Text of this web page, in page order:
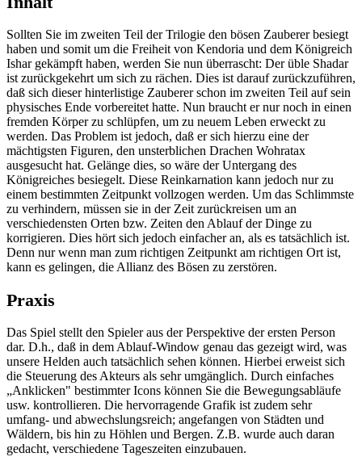
Sollten Sie im zweiten Teil der Trilogie den bösen Zauberer besiegt
haben und somit um die Freiheit von Kendoria und dem Königreich
Ishar gekämpft haben, werden Sie nun überrascht: Der üble Shadar
ist zurückgekehrt um sich zu rächen. Dies ist darauf zurückzuführen,
daß sich dieser hinterlistige Zauberer schon im zweiten Teil auf sein
physisches Ende vorbereitet hatte. Nun braucht er nur noch in einen
fremden Körper zu schlüpfen, um zu neuem Leben erweckt zu
werden. Das Problem ist jedoch, daß er sich hierzu eine der
mächtigsten Figuren, den unsterblichen Drachen Wohratax
ausgesucht hat. Gelänge dies, so wäre der Untergang des
Königreiches besiegelt. Diese Reinkarnation kann jedoch nur zu
einem bestimmten Zeitpunkt vollzogen werden. Um das Schlimmste
zu verhindern, müssen sie in der Zeit zurückreisen um an
verschiedensten Orten bzw. Zeiten den Ablauf der Dinge zu
korrigieren. Dies hört sich jedoch einfacher an, als es tatsächlich ist.
Denn nur wenn man zum richtigen Zeitpunkt am richtigen Ort ist,
kann es gelingen, die Allianz des Bösen zu zerstören.
Praxis
Das Spiel stellt den Spieler aus der Perspektive der ersten Person
dar. D.h., daß in dem Ablauf-Window genau das gezeigt wird, was
unsere Helden auch tatsächlich sehen können. Hierbei erweist sich
die Steuerung des Akteurs als sehr umgänglich. Durch einfaches
„Anklicken" bestimmter Icons können Sie die Bewegungsabläufe
usw. kontrollieren. Die hervorragende Grafik ist zudem sehr
umfang- und abwechslungsreich; angefangen von Städten und
Wäldern, bis hin zu Höhlen und Bergen. Z.B. wurde auch daran
gedacht, verschiedene Tageszeiten einzubauen.